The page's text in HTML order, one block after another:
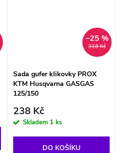
318 Kč
–25 %
Sada gufer klikovky PROX
KTM Husqvarna GASGAS
125/150
238 Kč
Skladem 1 ks
DO KOŠÍKU